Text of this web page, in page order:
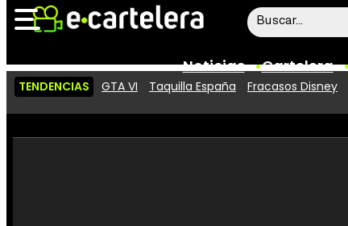
Noticias Cartelera
Vídeos
Taquilla
TENDENCIAS GTA VI Taquilla España Fracasos Disney